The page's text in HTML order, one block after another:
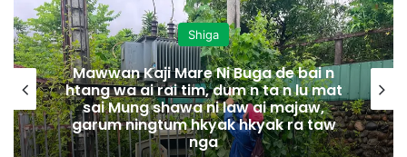
Shiga
Mawwan Kaji Mare Ni Buga de bai n
htang wa ai rai tim, dum n ta n lu mat
sai Mung shawa ni law ai majaw,
garum ningtum hkyak hkyak ra taw
nga